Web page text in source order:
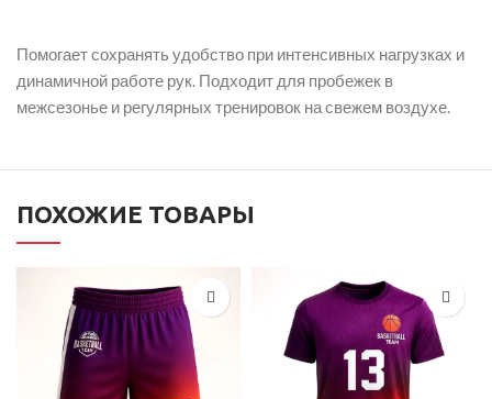
Помогает сохранять удобство при интенсивных нагрузках и
динамичной работе рук. Подходит для пробежек в
межсезонье и регулярных тренировок на свежем воздухе.
ПОХОЖИЕ ТОВАРЫ